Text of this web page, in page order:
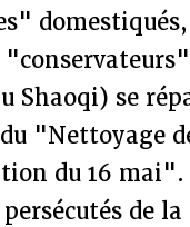
Shaoqi) se
"Nettoyage
du 16
de